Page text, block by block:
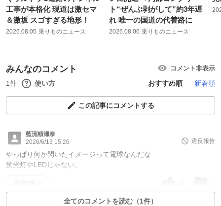
工事が本格化 現道は激セマ
＆激坂 スゴすぎる地形！
2026.08.05 乗りものニュース
ト“ぜんぶ剥がして”約3年遅
れ 唯一の国道の代替路に
2026.08.06 乗りものニュース
みんなのコメント コメント非表示
1件 使い方 おすすめ順 新着順
この記事にコメントする
藍流頓瀬奈
2026/6/13 15:26
違反報告
やっぱり何か閃いたイメージって電球なんだな
蛍光灯やLEDじゃない。
全てのコメントを読む（1件）